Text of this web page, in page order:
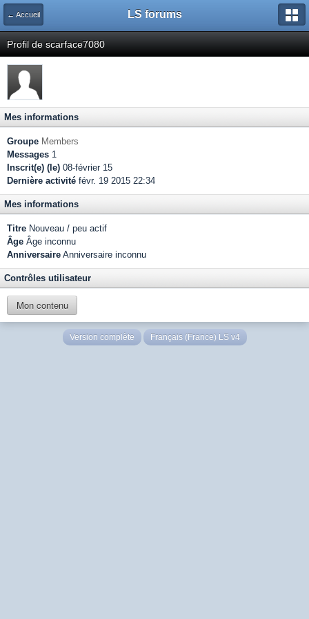
← Accueil LS forums
Profil de scarface7080
Mes informations
Groupe Members
Messages 1
Inscrit(e) (le) 08-février 15
Dernière activité févr. 19 2015 22:34
Mes informations
Titre Nouveau / peu actif
Âge Âge inconnu
Anniversaire Anniversaire inconnu
Contrôles utilisateur
Mon contenu
Version complète Français (France) LS v4